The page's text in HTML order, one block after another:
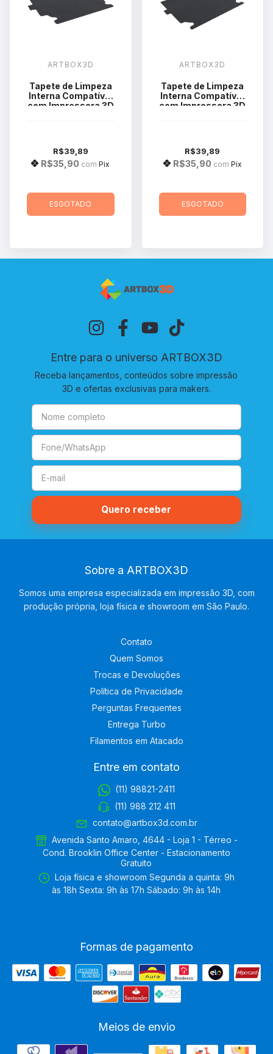
ARTBOX3D
Tapete de Limpeza
Interna Compatível
com Impressora 3D
R$39,89
R$35,90 com Pix
ESGOTADO
ARTBOX3D
Tapete de Limpeza
Interna Compatível
com Impressora 3D
R$39,89
R$35,90 com Pix
ESGOTADO
Entre para o universo ARTBOX3D
Receba lançamentos, conteúdos sobre impressão
3D e ofertas exclusivas para makers.
Sobre a ARTBOX3D
Somos uma empresa especializada em impressão 3D, com
produção própria, loja física e showroom em São Paulo.
Contato
Quem Somos
Trocas e Devoluções
Política de Privacidade
Perguntas Frequentes
Entrega Turbo
Filamentos em Atacado
Entre em contato
(11) 98821-2411
(11) 988 212 411
contato@artbox3d.com.br
Avenida Santo Amaro, 4644 - Loja 1 - Térreo -
Cond. Brooklin Office Center - Estacionamento
Gratuito
Loja física e showroom Segunda a quinta: 9h
às 18h Sexta: 9h às 17h Sábado: 9h às 14h
Formas de pagamento
Meios de envio